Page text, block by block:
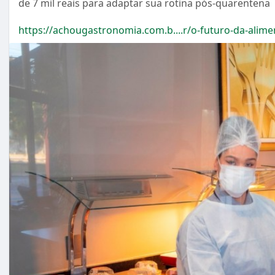
de 7 mil reais para adaptar sua rotina pós-quarentena
https://achougastronomia.com.b....r/o-futuro-da-